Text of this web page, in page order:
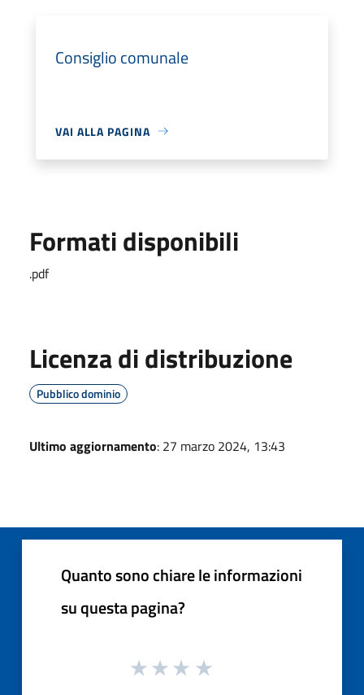
Consiglio comunale
VAI ALLA PAGINA
Formati disponibili
.pdf
Licenza di distribuzione
Pubblico dominio
Ultimo aggiornamento: 27 marzo 2024, 13:43
Quanto sono chiare le informazioni
su questa pagina?